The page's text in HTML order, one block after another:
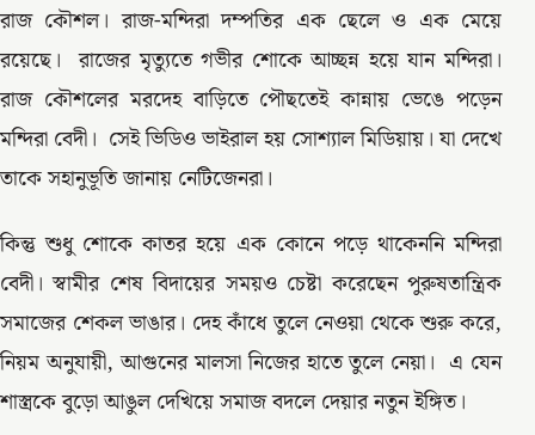
রাজ কৌশল। রাজ-মন্দিরা দম্পতির এক ছেলে ও এক মেয়ে
রয়েছে। রাজের মৃত্যুতে গভীর শোকে আচ্ছন্ন হয়ে যান মন্দিরা।
রাজ কৌশলের মরদেহ বাড়িতে পৌছতেই কান্নায় ভেঙে পড়েন
মন্দিরা বেদী। সেই ভিডিও ভাইরাল হয় সোশ্যাল মিডিয়ায়। যা দেখে
তাকে সহানুভূতি জানায় নেটিজেনরা।
কিন্তু শুধু শোকে কাতর হয়ে এক কোনে পড়ে থাকেননি মন্দিরা
বেদী। স্বামীর শেষ বিদায়ের সময়ও চেষ্টা করেছেন পুরুষতান্ত্রিক
সমাজের শেকল ভাঙার। দেহ কাঁধে তুলে নেওয়া থেকে শুরু করে,
নিয়ম অনুযায়ী, আগুনের মালসা নিজের হাতে তুলে নেয়া। এ যেন
শাস্ত্রকে বুড়ো আঙুল দেখিয়ে সমাজ বদলে দেয়ার নতুন ইঙ্গিত।